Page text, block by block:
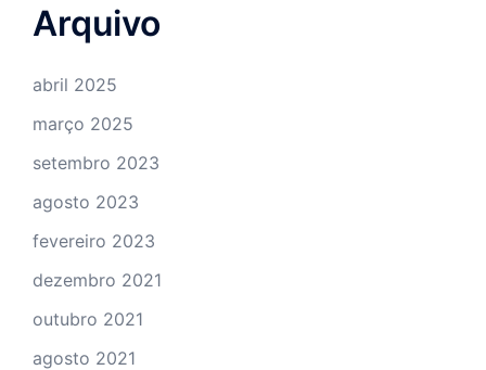
Arquivo
abril 2025
março 2025
setembro 2023
agosto 2023
fevereiro 2023
dezembro 2021
outubro 2021
agosto 2021